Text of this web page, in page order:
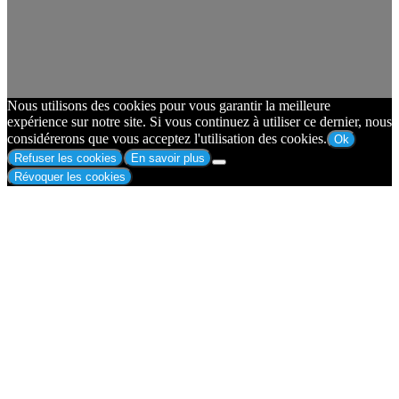
Nous utilisons des cookies pour vous garantir la meilleure
expérience sur notre site. Si vous continuez à utiliser ce dernier, nous
considérerons que vous acceptez l'utilisation des cookies. Ok
Refuser les cookies
En savoir plus
Révoquer les cookies